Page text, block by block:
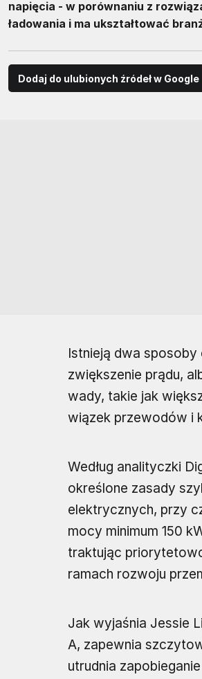
napięcia - w porównaniu z
ładowania i ma ukształtować
Dodaj do ulubionych źródeł w Google
Istnieją dwa sposoby
zwiększenie prądu,
wady, takie jak
wiązek przewodów i
Według analityczki
określone zasady
elektrycznych, przy
mocy minimum 150
traktując
ramach rozwoju
Jak wyjaśnia Jessie
A, zapewnia
utrudnia